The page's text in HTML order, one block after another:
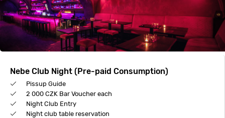
Nebe Club Night (Pre-paid Consumption)
Pissup Guide
2 000 CZK Bar Voucher each
Night Club Entry
Night club table reservation